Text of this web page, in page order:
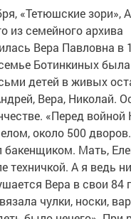
«Тетюшские зори»,
из семейного архива
Вера Павловна в
Ботинкиных
детей в живых
Вера, Николай.
«Перед
около 500
бакенщиком. Мать,
техничкой. А я ведь
Вера в свои 84
чулки, носки,